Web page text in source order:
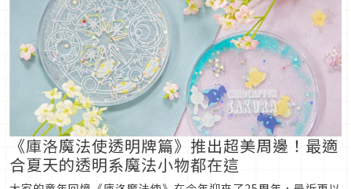
《庫洛魔法使透明牌篇》推出超美周邊！最適
合夏天的透明系魔法小物都在這